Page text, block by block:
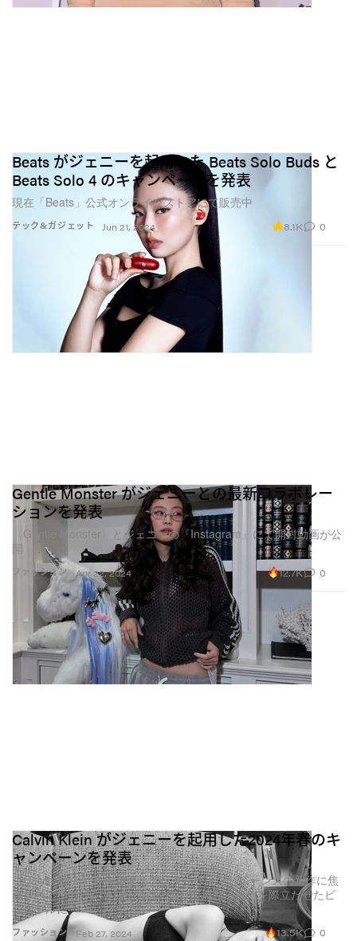
テック&ガジェット
Beats がジェニーを起用した Beats Solo Buds と
Beats Solo 4 のキャンペーンを発表
現在「Beats」公式オンラインストアにて販売中
Jun 21, 2024 8.1K 0
ファッション
Gentle Monster がジェニーとの最新コラボレー
ションを発表
〈Gentle Monster〉とジェニーの『Instagram』にて開封動画が公
開
Apr 22, 2024 12.7K 0
ファッション
Calvin Klein がジェニーを起用した2024年春のキ
ャンペーンを発表
〈Calvin Klein〉を象徴するアンダーウェアとジーンズの新作に焦
点を当てつつ、ジェニー独自の遊び心溢れる自信を際立たせたビ
ジュアルに
Feb 27, 2024 13.5K 0